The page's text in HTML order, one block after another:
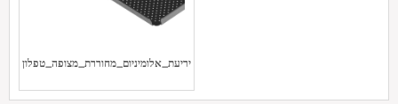
יריעת_אלומיניום_מחוררת_מצופה_טפלון